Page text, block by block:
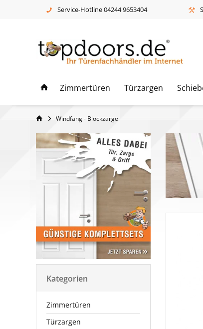
Service-Hotline 04244 9653404
Zimmertüren Türzargen
Windfang - Blockzarge
Kategorien
Zimmertüren
Türzargen